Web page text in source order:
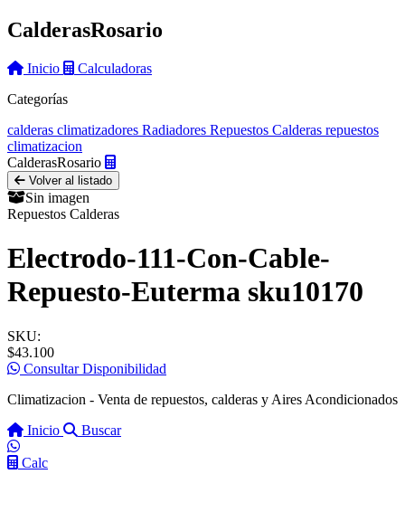
CalderasRosario
Inicio
Calculadoras
Categorías
calderas climatizadores Radiadores Repuestos Calderas repuestos
climatizacion
CalderasRosario
Volver al listado
Sin imagen
Repuestos Calderas
Electrodo-111-Con-Cable-
Repuesto-Euterma sku10170
SKU:
$43.100
Consultar Disponibilidad
Climatizacion - Venta de repuestos, calderas y Aires Acondicionados
Inicio
Buscar
Calc